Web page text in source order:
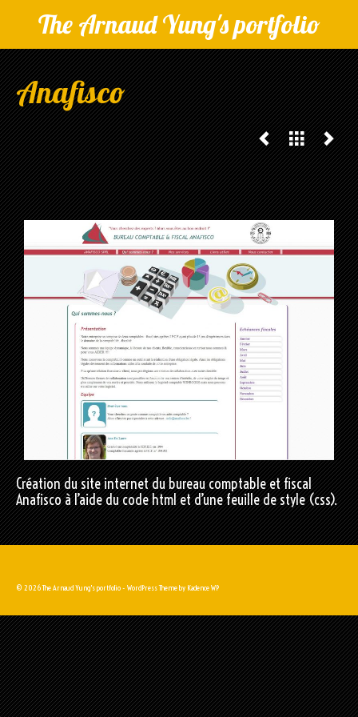
The Arnaud Yung's portfolio
Anafisco
Création du site internet du bureau comptable et fiscal
Anafisco à l’aide du code html et d’une feuille de style (css).
© 2026 The Arnaud Yung's portfolio - WordPress Theme by Kadence WP